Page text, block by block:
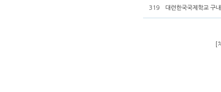
319 대련한국국제학교 구
[